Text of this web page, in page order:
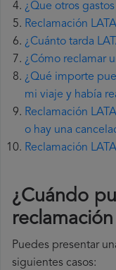
¿Que otros
Reclamación
¿Cuánto tarda
¿Cómo reclamar
¿Qué importe
mi viaje y había
Reclamación
o hay una
Reclamación
¿Cuándo
Puedes presentar
siguientes casos: